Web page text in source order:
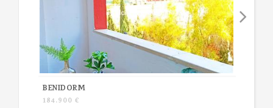
BENIDORM
184.900 €